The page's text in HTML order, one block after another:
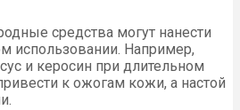
средства могут нанести
использовании. Например,
и керосин при длительном
к ожогам кожи, а настой